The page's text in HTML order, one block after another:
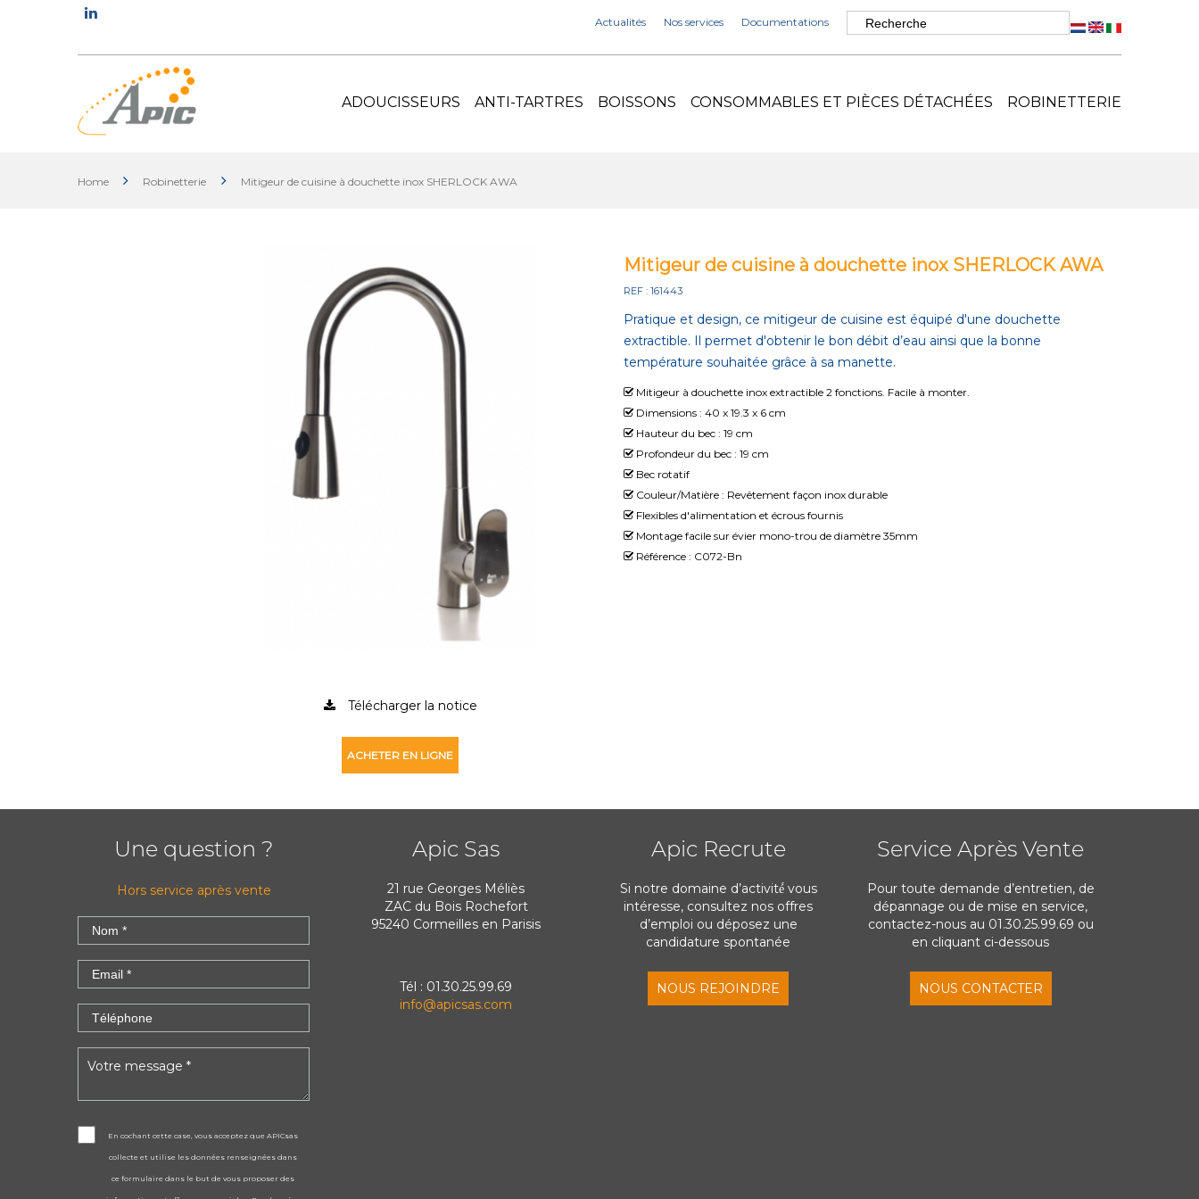
Actualités Nos services Documentations
ADOUCISSEURS ANTI-TARTRES BOISSONS CONSOMMABLES ET PIÈCES DÉTACHÉES ROBINETTERIE
Home Robinetterie Mitigeur de cuisine à douchette inox SHERLOCK AWA
Télécharger la notice
ACHETER EN LIGNE
Mitigeur de cuisine à douchette inox SHERLOCK AWA
REF : 161443
Pratique et design, ce mitigeur de cuisine est équipé d'une douchette
extractible. Il permet d'obtenir le bon débit d’eau ainsi que la bonne
température souhaitée grâce à sa manette.
Mitigeur à douchette inox extractible 2 fonctions. Facile à monter.
Dimensions : 40 x 19.3 x 6 cm
Hauteur du bec : 19 cm
Profondeur du bec : 19 cm
Bec rotatif
Couleur/Matière : Revêtement façon inox durable
Flexibles d'alimentation et écrous fournis
Montage facile sur évier mono-trou de diamètre 35mm
Référence : C072-Bn
Une question ?
Hors service après vente
En cochant cette case, vous acceptez que APICsas
collecte et utilise les données renseignées dans
ce formulaire dans le but de vous proposer des
Apic Sas
21 rue Georges Méliès
ZAC du Bois Rochefort
95240 Cormeilles en Parisis
Tél : 01.30.25.99.69
info@apicsas.com
Apic Recrute
Si notre domaine d’activité́ vous
intéresse, consultez nos offres
d’emploi ou déposez une
candidature spontanée
NOUS REJOINDRE
Service Après Vente
Pour toute demande d’entretien, de
dépannage ou de mise en service,
contactez-nous au 01.30.25.99.69 ou
en cliquant ci-dessous
NOUS CONTACTER